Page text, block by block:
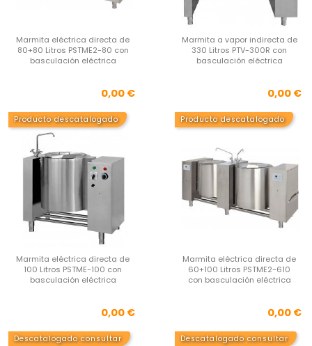
Marmita eléctrica directa de
80+80 Litros PSTME2-80 con
basculación eléctrica
Precio
0,00 €
Marmita a vapor indirecta de
330 Litros PTV-300R con
basculación eléctrica
0,00 €
Producto descatalogado
Marmita eléctrica directa de
100 Litros PSTME-100 con
basculación eléctrica
Precio
0,00 €
Producto descatalogado
Marmita eléctrica directa de
60+100 Litros PSTME2-610
con basculación eléctrica
0,00 €
Descatalogado consultar Descatalogado consultar